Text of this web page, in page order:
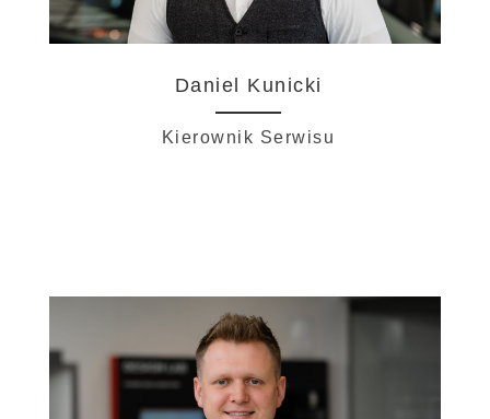
Daniel Kunicki
Kierownik Serwisu